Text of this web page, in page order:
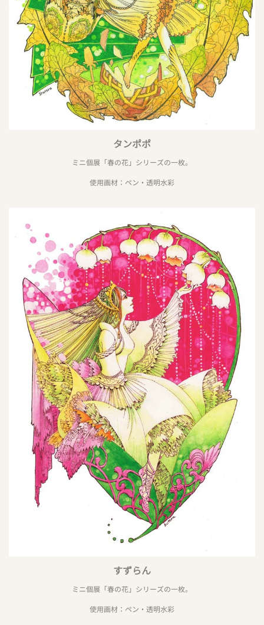
タンポポ
ミニ個展「春の花」シリーズの一枚。
使用画材：ペン・透明水彩
すずらん
ミニ個展「春の花」シリーズの一枚。
使用画材：ペン・透明水彩